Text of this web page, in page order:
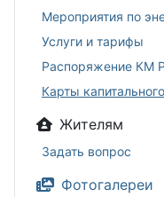
Мероприятия по
Услуги и тарифы
Распоряжение КМ
Карты
Жителям
Задать вопрос
Фотогалереи